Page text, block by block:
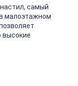
самый
малоэтажном
высокие